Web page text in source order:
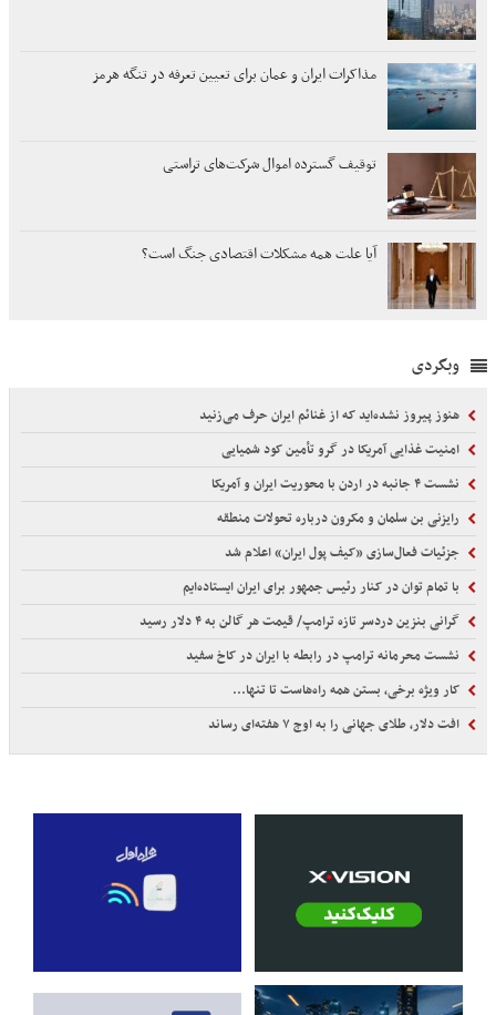
مذاکرات ایران و عمان برای تعیین تعرفه در تنگه هرمز
توقیف گسترده اموال شرکت‌های تراستی
آیا علت همه مشکلات اقتصادی جنگ است؟
وبگردی
هنوز پیروز نشده‌اید که از غنائم ایران حرف می‌زنید
امنیت غذایی آمریکا در گرو تأمین کود شمیایی
نشست ۴ جانبه در اردن با محوریت ایران و آمریکا
رایزنی بن سلمان و مکرون درباره تحولات منطقه
جزئیات فعال‌سازی «کیف پول ایران» اعلام شد
با تمام توان در کنار رئیس جمهور برای ایران ایستاده‌ایم
گرانی بنزین دردسر تازه ترامپ/ قیمت هر گالن به ۴ دلار رسید
نشست محرمانه ترامپ در رابطه با ایران در کاخ سفید
کار ویژه برخی، بستن همه راه‌هاست تا تنها...
افت دلار، طلای جهانی را به اوج ۷ هفته‌ای رساند